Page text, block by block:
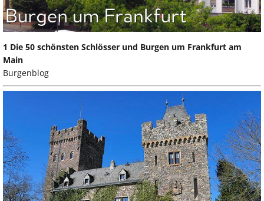
1 Die 50 schönsten Schlösser und Burgen um Frankfurt am
Main
Burgenblog